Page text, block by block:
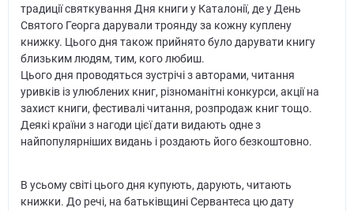
традиції святкування Дня книги у Каталонії, де у День
Святого Георга дарували троянду за кожну куплену
книжку. Цього дня також прийнято було дарувати книгу
близьким людям, тим, кого любиш.
Цього дня проводяться зустрічі з авторами, читання
уривків із улюблених книг, різноманітні конкурси, акції на
захист книги, фестивалі читання, розпродаж книг тощо.
Деякі країни з нагоди цієї дати видають одне з
найпопулярніших видань і роздають його безкоштовно.
В усьому світі цього дня купують, дарують, читають
книжки. До речі, на батьківщині Сервантеса цю дату